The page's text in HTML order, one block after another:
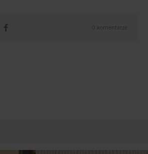
0 komentarze